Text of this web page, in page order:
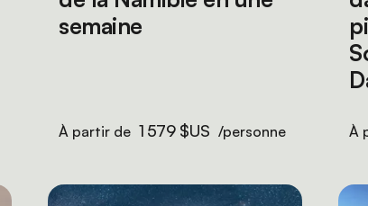
semaine
À partir de 1 579 $US /personne À